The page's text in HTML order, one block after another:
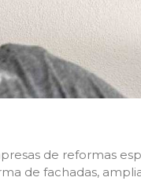
de reformas
de fachadas,